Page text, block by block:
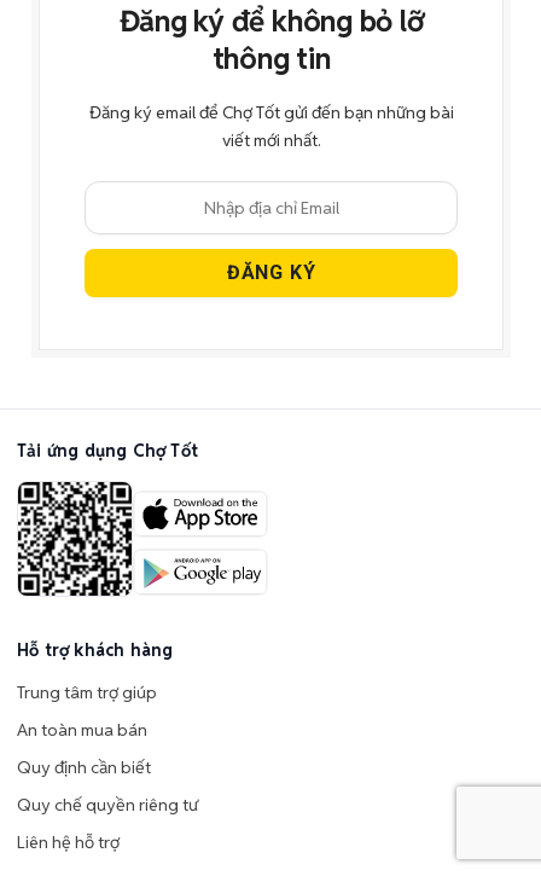
Đăng ký để không bỏ lỡ
thông tin
Đăng ký email để Chợ Tốt gửi đến bạn những bài
viết mới nhất.
Tải ứng dụng Chợ Tốt
Hỗ trợ khách hàng
Trung tâm trợ giúp
An toàn mua bán
Quy định cần biết
Quy chế quyền riêng tư
Liên hệ hỗ trợ